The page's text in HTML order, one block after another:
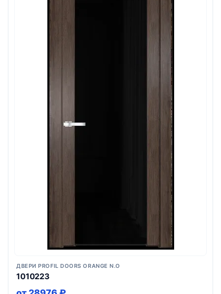
ДВЕРИ PROFIL DOORS ORANGE N.O
1010223